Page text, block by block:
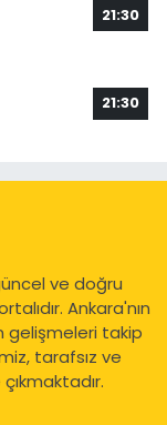
21:30
21:30
ve doğru
Ankara'nın
gelişmeleri takip
tarafsız ve